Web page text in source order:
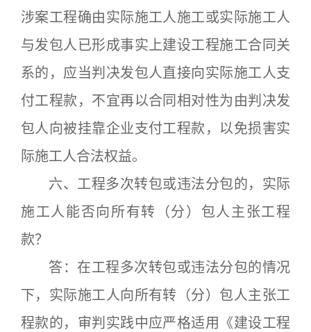
涉案工程确由实际施工人施工或实际施工人
与发包人已形成事实上建设工程施工合同关
系的，应当判决发包人直接向实际施工人支
付工程款，不宜再以合同相对性为由判决发
包人向被挂靠企业支付工程款，以免损害实
际施工人合法权益。
六、工程多次转包或违法分包的，实际
施工人能否向所有转（分）包人主张工程
款？
答：在工程多次转包或违法分包的情况
下，实际施工人向所有转（分）包人主张工
程款的，审判实践中应严格适用《建设工程